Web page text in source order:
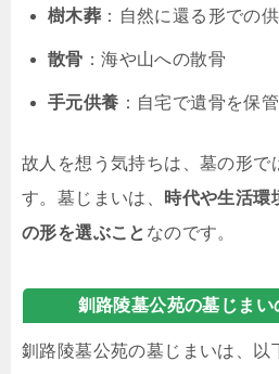
樹木葬 ：自然に還る形での
散骨 ：海や山への散骨
手元供養 ：自宅で遺骨を保
故人を想う気持ちは、墓の形で
す。墓じまいは、
時代や生活環
の形を選ぶこと なのです。
釧路陵墓公苑の墓じま
釧路陵墓公苑の墓じまいは、以